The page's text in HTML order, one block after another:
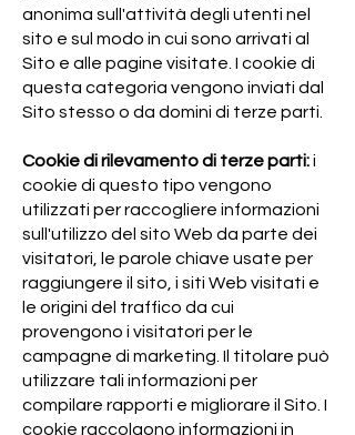
anonima sull'attività degli utenti nel
sito e sul modo in cui sono arrivati al
Sito e alle pagine visitate. I cookie di
questa categoria vengono inviati dal
Sito stesso o da domini di terze parti.
Cookie di rilevamento di terze parti:i
cookie di questo tipo vengono
utilizzati per raccogliere informazioni
sull'utilizzo del sito Web da parte dei
visitatori, le parole chiave usate per
raggiungere il sito, i siti Web visitati e
le origini del traffico da cui
provengono i visitatori per le
campagne di marketing. Il titolare può
utilizzare tali informazioni per
compilare rapporti e migliorare il Sito. I
cookie raccolgono informazioni in